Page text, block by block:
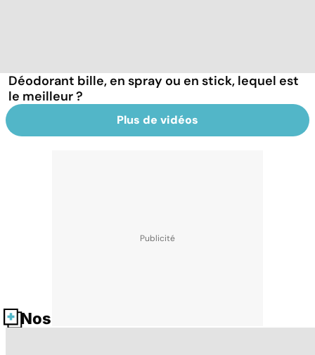
Déodorant bille, en spray ou en stick, lequel est
le meilleur ?
Plus de vidéos
Nos fiches santé